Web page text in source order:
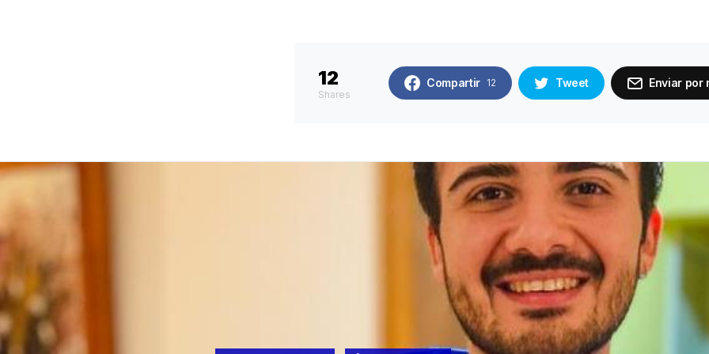
12
Shares
Compartir 12 Tweet Enviar por